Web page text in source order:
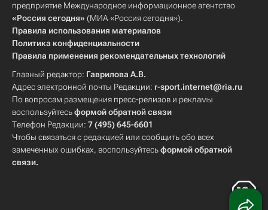
предприятие Международное информационное агентство
«Россия сегодня» (МИА «Россия сегодня»).
Правила использования материалов
Политика конфиденциальности
Правила применения рекомендательных технологий
Главный редактор: Гаврилова А.В.
Адрес электронной почты Редакции: r-sport.internet@ria.ru
По вопросам размещения пресс-релизов и рекламы
воспользуйтесьформой обратной связи
Телефон Редакции: 7 (495) 645-6601
Чтобы связаться с редакцией или сообщить обо всех
замеченных ошибках, воспользуйтесьформой обратной
связи.